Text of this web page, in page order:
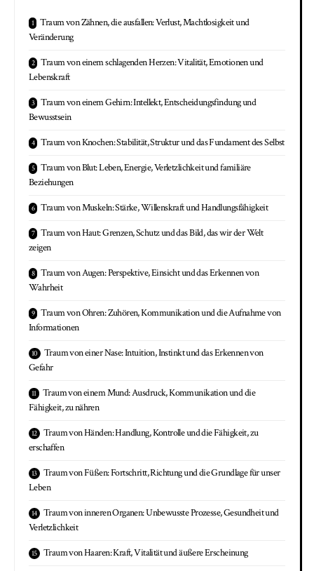
Traum von Zähnen, die ausfallen: Verlust, Machtlosigkeit und
Veränderung
Traum von einem schlagenden Herzen: Vitalität, Emotionen und
Lebenskraft
Traum von einem Gehirn: Intellekt, Entscheidungsfindung und
Bewusstsein
Traum von Knochen: Stabilität, Struktur und das Fundament des Selbst
Traum von Blut: Leben, Energie, Verletzlichkeit und familiäre
Beziehungen
Traum von Muskeln: Stärke, Willenskraft und Handlungsfähigkeit
Traum von Haut: Grenzen, Schutz und das Bild, das wir der Welt
zeigen
Traum von Augen: Perspektive, Einsicht und das Erkennen von
Wahrheit
Traum von Ohren: Zuhören, Kommunikation und die Aufnahme von
Informationen
Traum von einer Nase: Intuition, Instinkt und das Erkennen von
Gefahr
Traum von einem Mund: Ausdruck, Kommunikation und die
Fähigkeit, zu nähren
Traum von Händen: Handlung, Kontrolle und die Fähigkeit, zu
erschaffen
Traum von Füßen: Fortschritt, Richtung und die Grundlage für unser
Leben
Traum von inneren Organen: Unbewusste Prozesse, Gesundheit und
Verletzlichkeit
Traum von Haaren: Kraft, Vitalität und äußere Erscheinung